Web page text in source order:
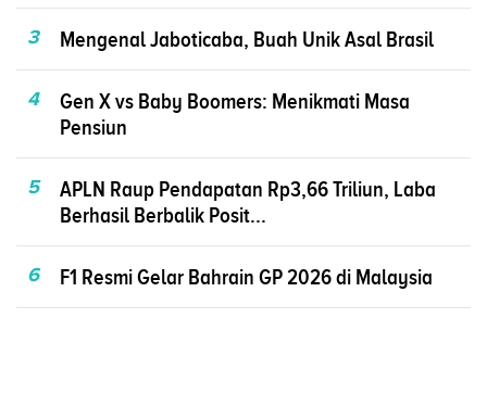
3 Mengenal Jaboticaba, Buah Unik Asal Brasil
4
Gen X vs Baby Boomers: Menikmati Masa
Pensiun
5
APLN Raup Pendapatan Rp3,66 Triliun, Laba
Berhasil Berbalik Posit...
6 F1 Resmi Gelar Bahrain GP 2026 di Malaysia